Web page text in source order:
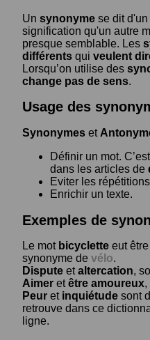
Un synonyme se dit
signification qu'un autre
presque semblable. Les
différents qui veulent
Lorsqu’on utilise des
change pas de sens.
Usage des
Synonymes et
Définir un mot.
dans les articles de
Eviter les
Enrichir un texte.
Exemples de
Le mot bicyclette eut
synonyme de vélo.
Dispute etaltercation,
Aimer etêtre amoureux,
Peur et inquiétude sont
retrouve dans ce
ligne.